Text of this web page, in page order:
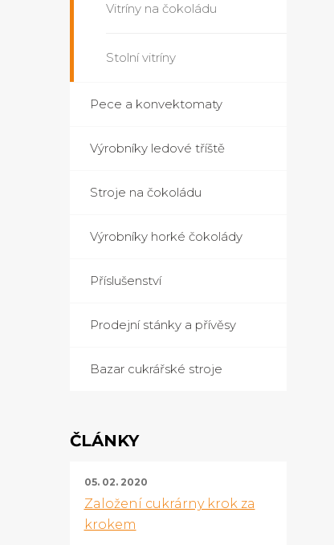
Vitríny na čokoládu
Stolní vitríny
Pece a konvektomaty
Výrobníky ledové tříště
Stroje na čokoládu
Výrobníky horké čokolády
Příslušenství
Prodejní stánky a přívěsy
Bazar cukrářské stroje
ČLÁNKY
05. 02. 2020
Založení cukrárny krok za
krokem